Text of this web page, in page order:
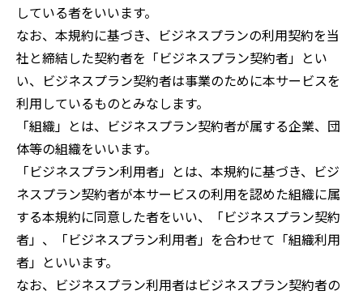
している者をいいます。
なお、本規約に基づき、ビジネスプランの利用契約を当
社と締結した契約者を「ビジネスプラン契約者」とい
い、ビジネスプラン契約者は事業のために本サービスを
利用しているものとみなします。
「組織」とは、ビジネスプラン契約者が属する企業、団
体等の組織をいいます。
「ビジネスプラン利用者」とは、本規約に基づき、ビジ
ネスプラン契約者が本サービスの利用を認めた組織に属
する本規約に同意した者をいい、「ビジネスプラン契約
者」、「ビジネスプラン利用者」を合わせて「組織利用
者」といいます。
なお、ビジネスプラン利用者はビジネスプラン契約者の